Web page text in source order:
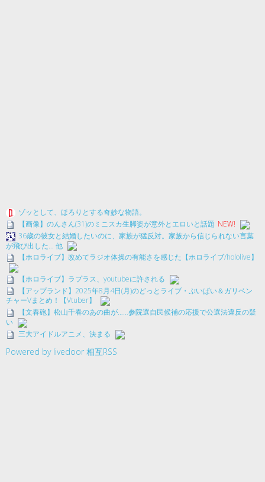
ゾッとして、ほろりとする奇妙な物語。
【画像】のんさん(31)のミニスカ生脚姿が意外とエロいと話題 NEW!
36歳の彼女と結婚したいのに、家族が猛反対。家族から信じられない言葉
が飛び出した… 他
【ホロライブ】改めてラジオ体操の有能さを感じた【ホロライブ/hololive】
【ホロライブ】ラプラス、youtubeに許される
【アップランド】2025年8月4日(月)のどっとライブ・ぶいぱい＆ガリベン
チャーVまとめ！【Vtuber】
【文春砲】松山千春のあの曲が……参院選自民候補の応援で公選法違反の疑
い
三大アイドルアニメ、決まる
Powered by livedoor 相互RSS